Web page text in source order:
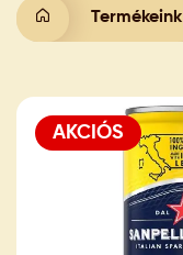
Termékeink
AKCIÓS